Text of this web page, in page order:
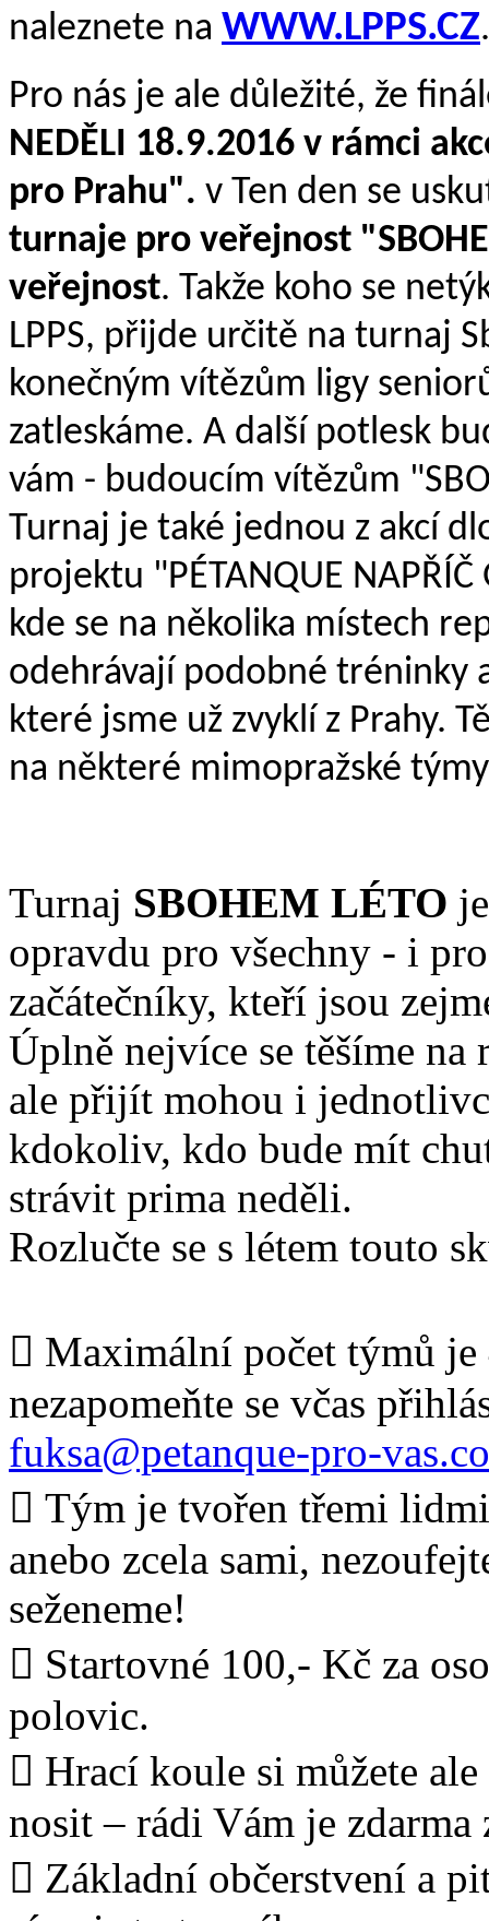
naleznete na WWW.LPPS.CZ.
Pro nás je ale důležité, že
NEDĚLI 18.9.2016 v rámci
pro Prahu". v Ten den se
turnaje pro veřejnost
veřejnost. Takže koho se
LPPS, přijde určitě na turnaj
konečným vítězům ligy
zatleskáme. A další potlesk
vám - budoucím vítězům
Turnaj je také jednou z akcí
projektu "PÉTANQUE NAPŘÍČ
kde se na několika místech
odehrávají podobné tréninky
které jsme už zvyklí z Prahy.
na některé mimopražské
Turnaj SBOHEM LÉTO
opravdu pro všechny - i
začátečníky, kteří jsou
Úplně nejvíce se těšíme na
ale přijít mohou i
kdokoliv, kdo bude mít
strávit prima neděli.
Rozlučte se s létem touto
 Maximální počet týmů
nezapomeňte se včas
fuksa@petanque-pro-
 Tým je tvořen třemi
anebo zcela sami,
seženeme!
 Startovné 100,- Kč za
polovic.
 Hrací koule si můžete ale
nosit – rádi Vám je
 Základní občerstvení a